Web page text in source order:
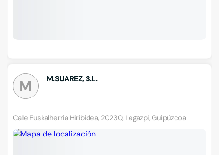
M M.SUAREZ, S.L.
Calle Euskalherria Hiribidea, 20230, Legazpi, Guipúzcoa